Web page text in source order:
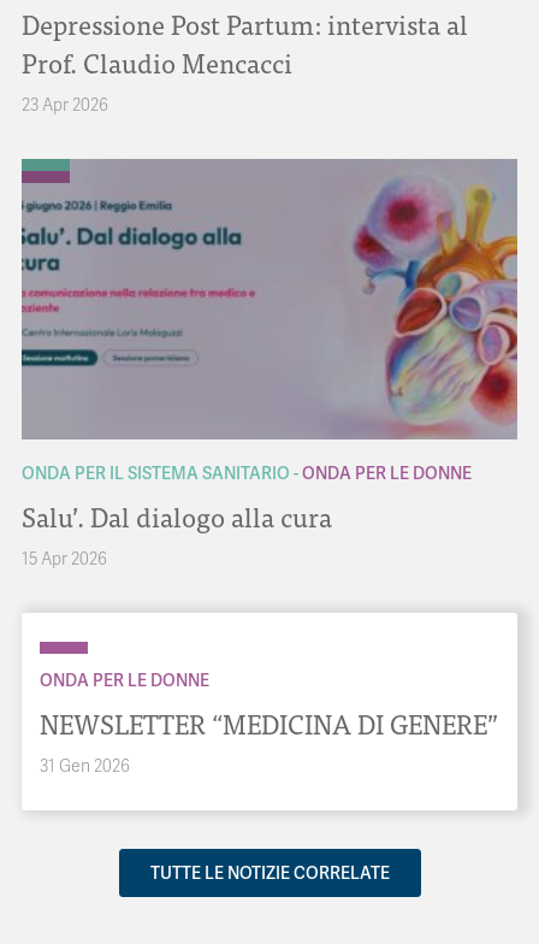
Depressione Post Partum: intervista al
Prof. Claudio Mencacci
23 Apr 2026
ONDA PER IL SISTEMA SANITARIO ONDA PER LE DONNE
Salu’. Dal dialogo alla cura
15 Apr 2026
ONDA PER LE DONNE
NEWSLETTER “MEDICINA DI GENERE”
31 Gen 2026
TUTTE LE NOTIZIE CORRELATE